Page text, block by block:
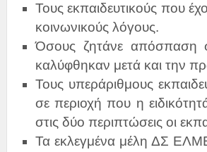
Τους εκπαιδευτικούς που
κοινωνικούς λόγους.
Όσους ζητάνε απόσπαση
καλύφθηκαν μετά και την
Τους υπεράριθμους
σε περιοχή που η
στις δύο περιπτώσεις οι
Τα εκλεγμένα μέλη ΔΣ